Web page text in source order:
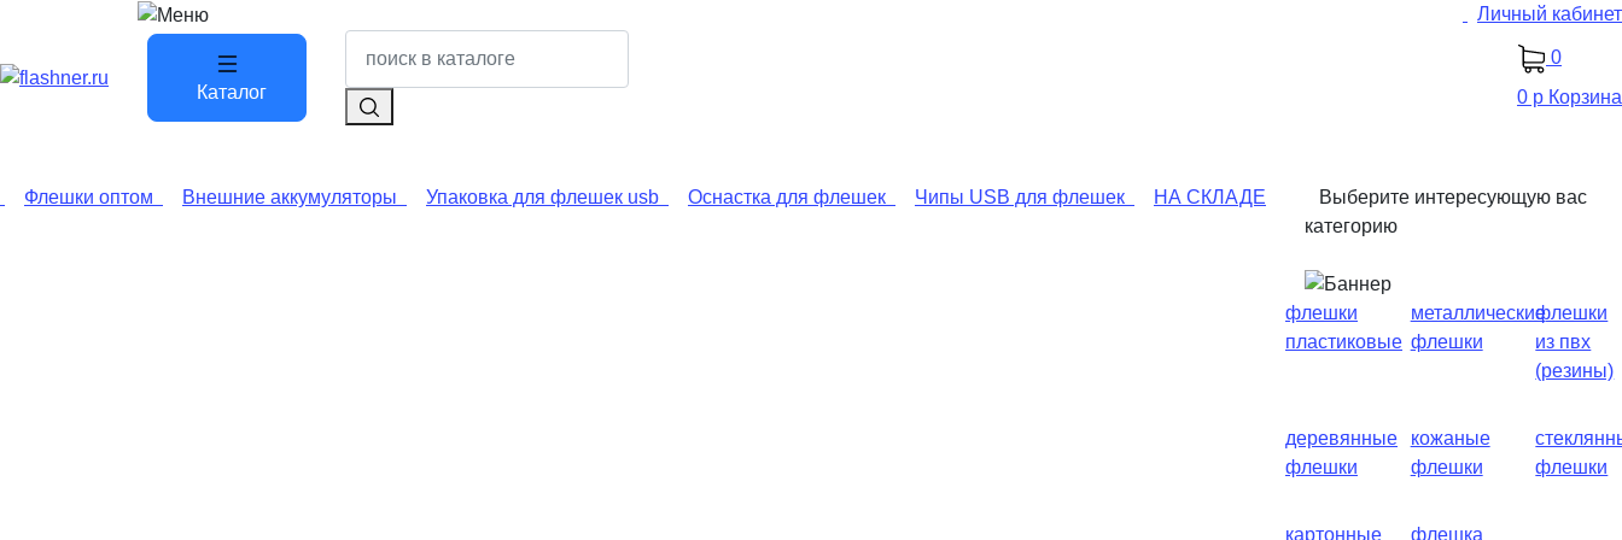
Личный кабинет
Каталог
0
0 р Корзина
Флешки оптом Внешние аккумуляторы Упаковка для флешек usb Оснастка для флешек Чипы USB для флешек НА СКЛАДЕ
Выберите интересующую вас
категорию
флешки
пластиковые
металлические
флешки
флешки
из пвх
(резины)
деревянные
флешки
кожаные
флешки
флешки
картонные флешка